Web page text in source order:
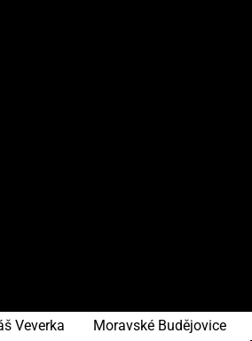
Veverka Moravské Budějovice